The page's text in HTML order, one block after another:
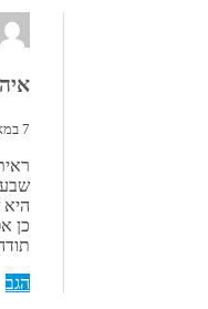
איה
7 במאי 2017 15:54 (9 שנים לפני)
כן
הגב